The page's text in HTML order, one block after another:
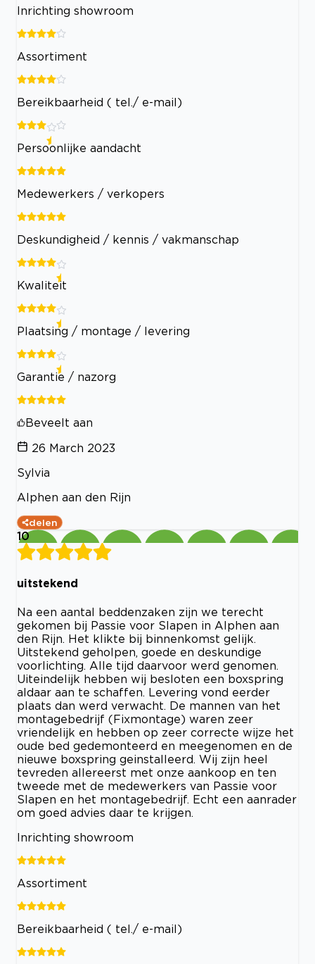
Inrichting showroom
Assortiment
Bereikbaarheid ( tel./ e-mail)
Persoonlijke aandacht
Medewerkers / verkopers
Deskundigheid / kennis / vakmanschap
Kwaliteit
Plaatsing / montage / levering
Garantie / nazorg
Beveelt aan
26 March 2023
Sylvia
Alphen aan den Rijn
delen
10
uitstekend
Na een aantal beddenzaken zijn we terecht
gekomen bij Passie voor Slapen in Alphen aan
den Rijn. Het klikte bij binnenkomst gelijk.
Uitstekend geholpen, goede en deskundige
voorlichting. Alle tijd daarvoor werd genomen.
Uiteindelijk hebben wij besloten een boxspring
aldaar aan te schaffen. Levering vond eerder
plaats dan werd verwacht. De mannen van het
montagebedrijf (Fixmontage) waren zeer
vriendelijk en hebben op zeer correcte wijze het
oude bed gedemonteerd en meegenomen en de
nieuwe boxspring geinstalleerd. Wij zijn heel
tevreden allereerst met onze aankoop en ten
tweede met de medewerkers van Passie voor
Slapen en het montagebedrijf. Echt een aanrader
om goed advies daar te krijgen.
Inrichting showroom
Assortiment
Bereikbaarheid ( tel./ e-mail)